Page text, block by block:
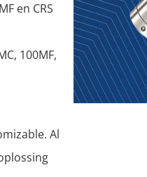
en CRS
100MF,
Al